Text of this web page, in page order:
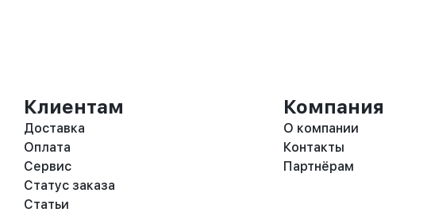
Клиентам
Доставка
Оплата
Сервис
Статус заказа
Статьи
Компания
О компании
Контакты
Партнёрам